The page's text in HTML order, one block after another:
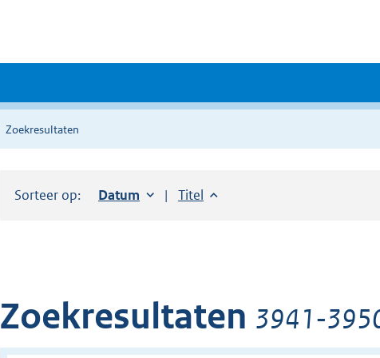
Zoekresultaten
Sorteer op: Sorteer op:
Datum oplopendSorteer op:
Titel oplopend
Zoekresultaten 3941-